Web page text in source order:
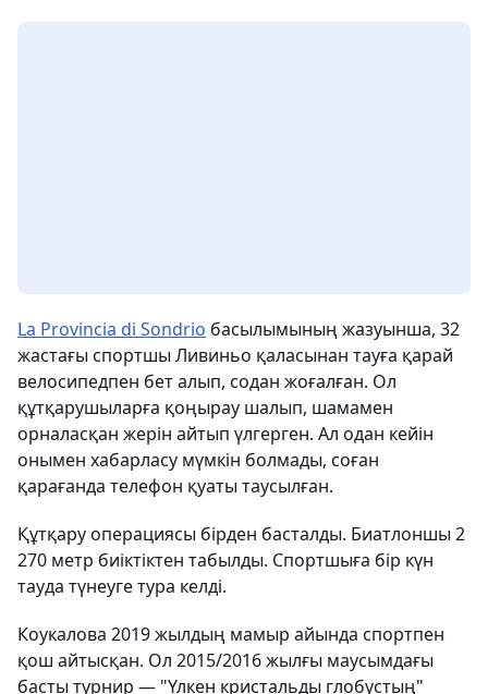
La Provincia di Sondrio басылымының жазуынша, 32
жастағы спортшы Ливиньо қаласынан тауға қарай
велосипедпен бет алып, содан жоғалған. Ол
құтқарушыларға қоңырау шалып, шамамен
орналасқан жерін айтып үлгерген. Ал одан кейін
онымен хабарласу мүмкін болмады, соған
қарағанда телефон қуаты таусылған.
Құтқару операциясы бірден басталды. Биатлоншы 2
270 метр биіктіктен табылды. Спортшыға бір күн
тауда түнеуге тура келді.
Коукалова 2019 жылдың мамыр айында спортпен
қош айтысқан. Ол 2015/2016 жылғы маусымдағы
басты турнир — "Үлкен кристальды глобустың"